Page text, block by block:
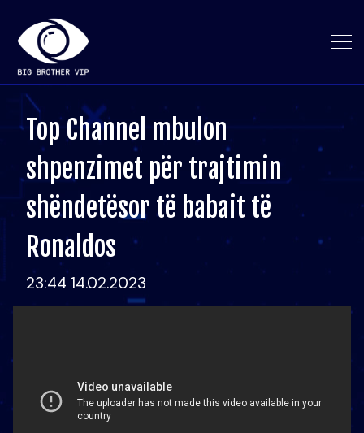
Top Channel mbulon
shpenzimet për trajtimin
shëndetësor të babait të
Ronaldos
23:44 14.02.2023